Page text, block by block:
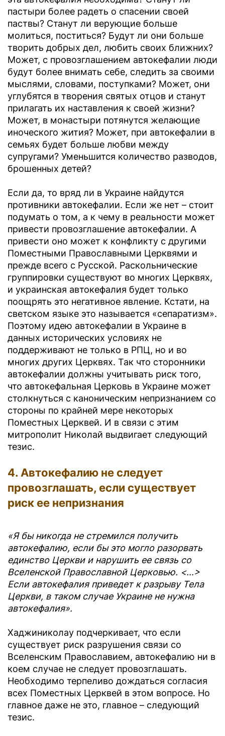
пастыри более радеть о спасении своей
паствы? Станут ли верующие больше
молиться, поститься? Будут ли они больше
творить добрых дел, любить своих ближних?
Может, с провозглашением автокефалии люди
будут более внимать себе, следить за своими
мыслями, словами, поступками? Может, они
углубятся в творения святых отцов и станут
прилагать их наставления к своей жизни?
Может, в монастыри потянутся желающие
иноческого жития? Может, при автокефалии в
семьях будет больше любви между
супругами? Уменьшится количество разводов,
брошенных детей?
Если да, то вряд ли в Украине найдутся
противники автокефалии. Если же нет – стоит
подумать о том, а к чему в реальности может
привести провозглашение автокефалии. А
привести оно может к конфликту с другими
Поместными Православными Церквями и
прежде всего с Русской. Раскольнические
группировки существуют во многих Церквях,
и украинская автокефалия будет только
поощрять это негативное явление. Кстати, на
светском языке это называется «сепаратизм».
Поэтому идею автокефалии в Украине в
данных исторических условиях не
поддерживают не только в РПЦ, но и во
многих других Церквях. Так что сторонники
автокефалии должны учитывать риск того,
что автокефальная Церковь в Украине может
столкнуться с каноническим непризнанием со
стороны по крайней мере некоторых
Поместных Церквей. И в связи с этим
митрополит Николай выдвигает следующий
тезис.
4. Автокефалию не следует
провозглашать, если существует
риск ее непризнания
«Я бы никогда не стремился получить
автокефалию, если бы это могло разорвать
единство Церкви и нарушить ее связь со
Вселенской Православной Церковью. <…>
Если автокефалия приведет к разрыву Тела
Церкви, в таком случае Украине не нужна
автокефалия».
Хаджиниколау подчеркивает, что если
существует риск разрушения связи со
Вселенским Православием, автокефалию ни в
коем случае не следует провозглашать.
Необходимо терпеливо дождаться согласия
всех Поместных Церквей в этом вопросе. Но
главное даже не это, главное – следующий
тезис.